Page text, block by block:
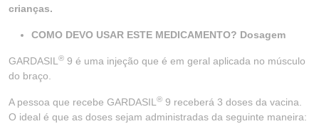
crianças.
COMO DEVO USAR ESTE MEDICAMENTO? Dosagem
GARDASIL ® 9 é uma injeção que é em geral aplicada no músculo
do braço.
A pessoa que recebe GARDASIL ® 9 receberá 3 doses da vacina.
O ideal é que as doses sejam administradas da seguinte maneira: